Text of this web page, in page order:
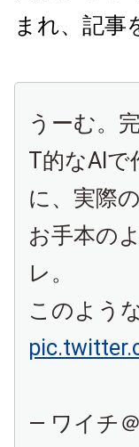
まれ、記事
うーむ。
T的なAIで
に、実際
お手本の
レ。
このよう
— ワイチ